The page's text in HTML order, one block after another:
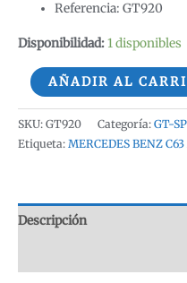
Referencia: GT920
Disponibilidad:1 disponibles
MERCEDES
BENZ
C63
AMG
2014
AÑADIR AL
SKU: GT920 Categoría: GT-
Etiqueta: MERCEDES BENZ
Descripción